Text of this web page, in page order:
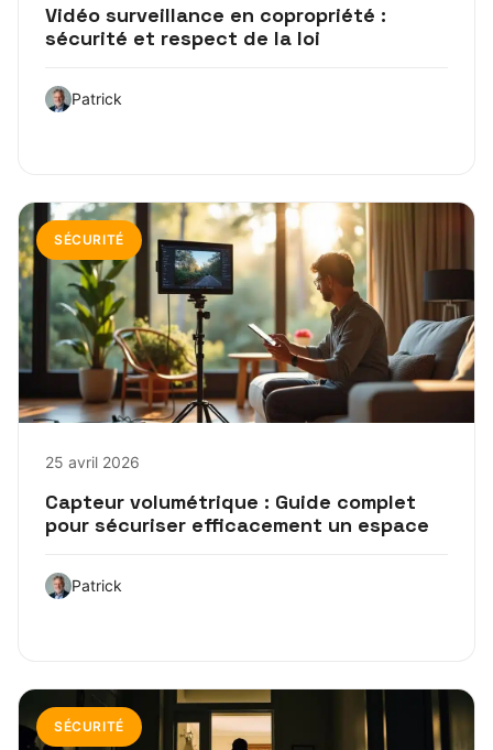
Vidéo surveillance en copropriété :
sécurité et respect de la loi
Patrick
SÉCURITÉ
25 avril 2026
Capteur volumétrique : Guide complet
pour sécuriser efficacement un espace
Patrick
SÉCURITÉ